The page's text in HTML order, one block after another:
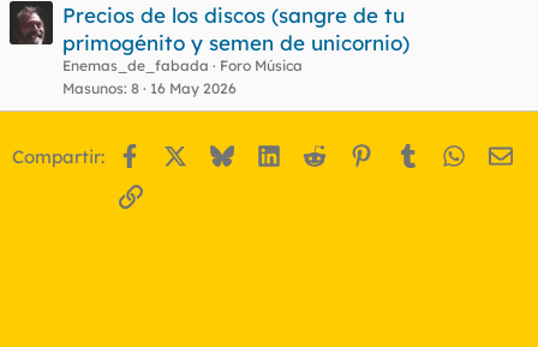
Precios de los discos (sangre de tu
primogénito y semen de unicornio)
Enemas_de_fabada
Foro Música
Masunos 8 16 May 2026
Compartir: Facebook BlueskyLinkedIn
Reddit Pinterest
Tumblr
Enlace